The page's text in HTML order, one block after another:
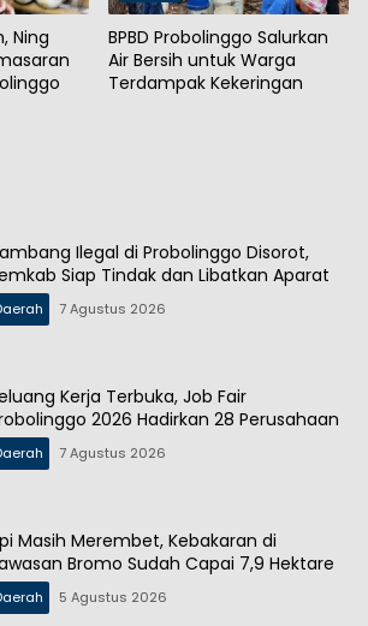
Ning
BPBD Probolinggo Salurkan
Air Bersih untuk Warga
Terdampak Kekeringan
Ilegal di Probolinggo Disorot,
Siap Tindak dan Libatkan Aparat
7 Agustus 2026
Kerja Terbuka, Job Fair
2026 Hadirkan 28 Perusahaan
7 Agustus 2026
Masih Merembet, Kebakaran di
Bromo Sudah Capai 7,9 Hektare
5 Agustus 2026